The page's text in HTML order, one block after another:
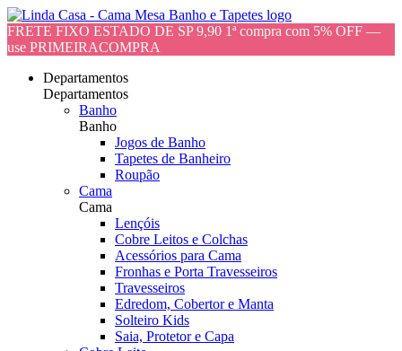
FRETE FIXO ESTADO DE SP 9,90 1ª compra com 5% OFF —
use PRIMEIRACOMPRA
Departamentos
Departamentos
Banho
Banho
Jogos de Banho
Tapetes de Banheiro
Roupão
Cama
Cama
Lençóis
Cobre Leitos e Colchas
Acessórios para Cama
Fronhas e Porta Travesseiros
Travesseiros
Edredom, Cobertor e Manta
Solteiro Kids
Saia, Protetor e Capa